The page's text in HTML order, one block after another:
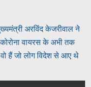
अरविंद केजरीवाल ने
वायरस के अभी तक
हैं जो लोग विदेश से आए थे